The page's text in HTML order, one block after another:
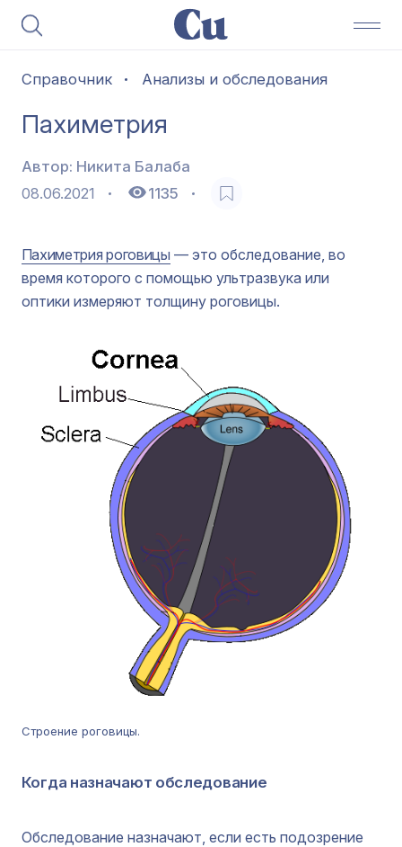
Справочник Анализы и обследования
Пахиметрия
Автор: Никита Балаба
08.06.2021
1135
Пахиметрия роговицы — это обследование, во
время которого с помощью ультразвука или
оптики измеряют толщину роговицы.
Строение роговицы.
Когда назначают обследование
Обследование назначают, если есть подозрение